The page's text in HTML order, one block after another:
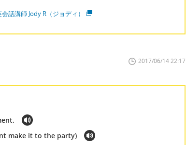
話講師 Jody R（ジョディ）
2017/06/14 22:17
make it to the party)